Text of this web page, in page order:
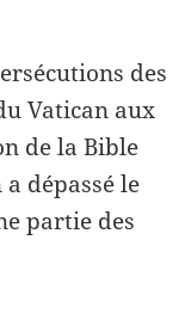
des
Vatican aux
de la Bible
dépassé le
partie des